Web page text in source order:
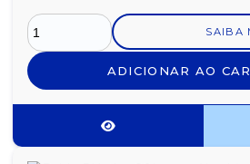
SAIBA
ADICIONAR AO